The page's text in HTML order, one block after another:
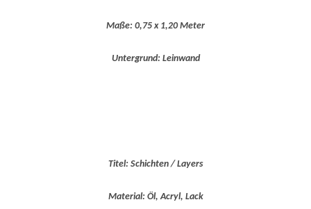
Maße: 0,75 x 1,20 Meter
Untergrund: Leinwand
Titel: Schichten / Layers
Material: Öl, Acryl, Lack